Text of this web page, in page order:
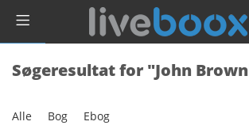
Søgeresultat for "John
Alle Bog Ebog